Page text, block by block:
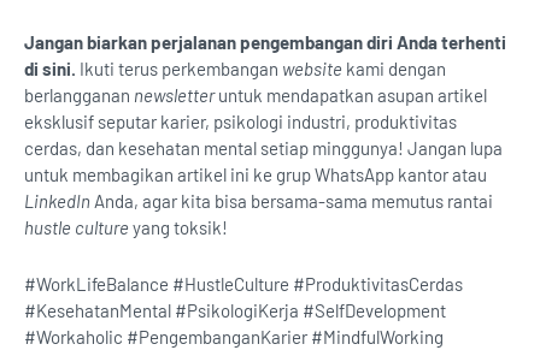
Jangan biarkan perjalanan pengembangan diri Anda terhenti
di sini. Ikuti terus perkembangan website kami dengan
berlangganan newsletteruntuk mendapatkan asupan artikel
eksklusif seputar karier, psikologi industri, produktivitas
cerdas, dan kesehatan mental setiap minggunya! Jangan lupa
untuk membagikan artikel ini ke grup WhatsApp kantor atau
LinkedIn Anda, agar kita bisa bersama-sama memutus rantai
hustle culture yang toksik!
#WorkLifeBalance #HustleCulture #ProduktivitasCerdas
#KesehatanMental #PsikologiKerja #SelfDevelopment
#Workaholic #PengembanganKarier #MindfulWorking